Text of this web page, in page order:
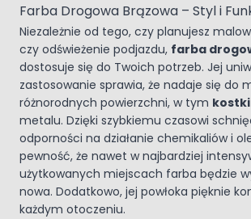
Farba Drogowa Brązowa – Styl i
Niezależnie od tego, czy planujesz
czy odświeżenie podjazdu, farba
dostosuje się do Twoich potrzeb. Jej
zastosowanie sprawia, że nadaje się do
różnorodnych powierzchni, w tym
metalu. Dzięki szybkiemu czasowi
odporności na działanie chemikaliów i
pewność, że nawet w najbardziej
użytkowanych miejscach farba będzie
nowa. Dodatkowo, jej powłoka pięknie
każdym otoczeniu.